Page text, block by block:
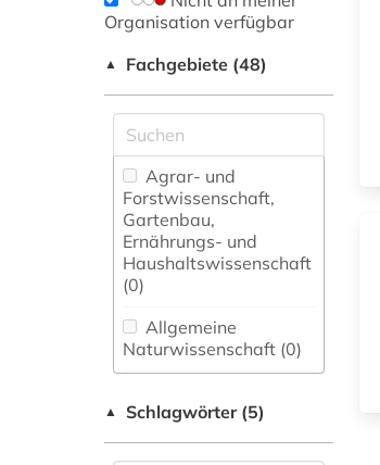
Organisation verfügbar
▲ Fachgebiete (48)
Agrar- und
Forstwissenschaft,
Gartenbau,
Ernährungs- und
Haushaltswissenschaft
(0)
Allgemeine
Naturwissenschaft (0)
fachübergreifende
▲ Schlagwörter (5)